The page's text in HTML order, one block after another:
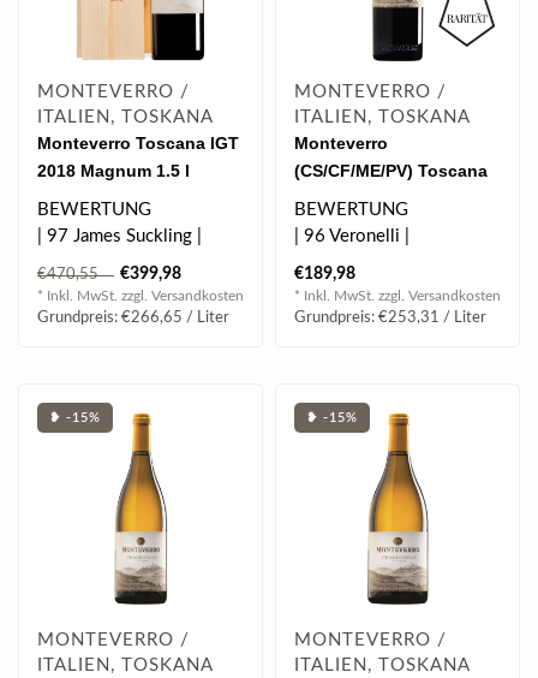
MONTEVERRO /
ITALIEN, TOSKANA
Monteverro Toscana IGT
2018 Magnum 1.5 l
BEWERTUNG
| 97 James Suckling |
| 97 Veronelli |
| 96 Falstaff |
| 95 Decant..
€470,55 €399,98
* Inkl. MwSt. zzgl. Versandkosten
Grundpreis: €266,65 / Liter
MONTEVERRO /
ITALIEN, TOSKANA
Monteverro
(CS/CF/ME/PV) Toscana
IGT 2011 0.75 l
BEWERTUNG
| 96 Veronelli |
| 96 Falstaff |
| 96 WineInspector |
| 94 James S..
€189,98
* Inkl. MwSt. zzgl. Versandkosten
Grundpreis: €253,31 / Liter
❥ -15%
MONTEVERRO /
ITALIEN, TOSKANA
❥ -15%
MONTEVERRO /
ITALIEN, TOSKANA